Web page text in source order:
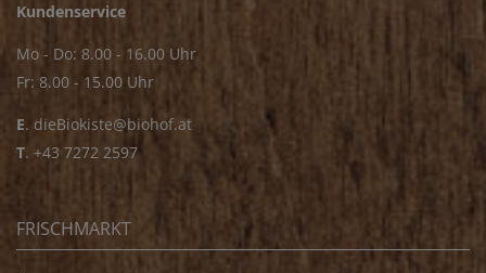
Kundenservice
Mo - Do: 8.00 - 16.00 Uhr
Fr: 8.00 - 15.00 Uhr
E. dieBiokiste@biohof.at
T. +43 7272 2597
FRISCHMARKT